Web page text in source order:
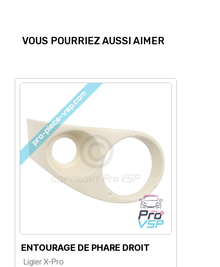
VOUS POURRIEZ AUSSI AIMER
ENTOURAGE DE PHARE DROIT
Ligier X-Pro